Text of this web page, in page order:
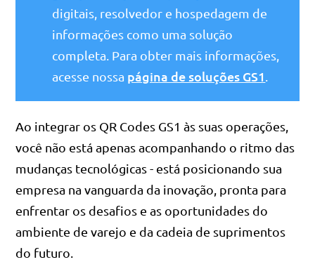
digitais, resolvedor e hospedagem de
informações como uma solução
completa. Para obter mais informações,
acesse nossa página de soluções GS1
Ao integrar os QR Codes GS1 às suas operações,
você não está apenas acompanhando o ritmo das
mudanças tecnológicas - está posicionando sua
empresa na vanguarda da inovação, pronta para
enfrentar os desafios e as oportunidades do
ambiente de varejo e da cadeia de suprimentos
do futuro.